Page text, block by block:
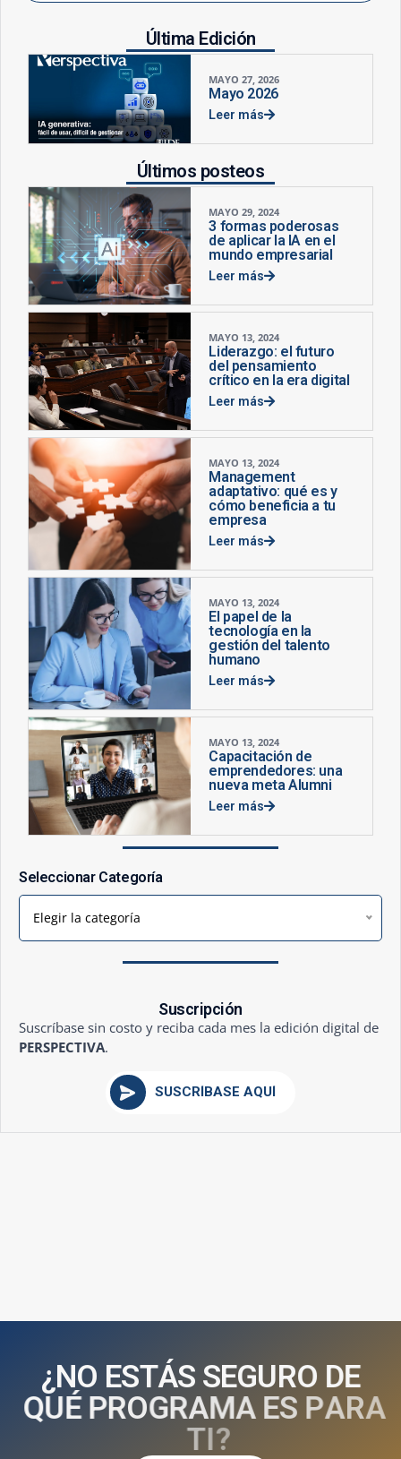
Última Edición
MAYO 27, 2026
Mayo 2026
Leer más
Últimos posteos
MAYO 29, 2024
3 formas poderosas
de aplicar la IA en el
mundo empresarial
Leer más
MAYO 13, 2024
Liderazgo: el futuro
del pensamiento
crítico en la era digital
Leer más
MAYO 13, 2024
Management
adaptativo: qué es y
cómo beneficia a tu
empresa
Leer más
MAYO 13, 2024
El papel de la
tecnología en la
gestión del talento
humano
Leer más
MAYO 13, 2024
Capacitación de
emprendedores: una
nueva meta Alumni
Leer más
Seleccionar Categoría
Elegir la categoría
Suscripción
Suscríbase sin costo y reciba cada mes la edición digital de
PERSPECTIVA.
SUSCRÍBASE AQUÍ
¿NO ESTÁS SEGURO DE
QUÉ PROGRAMA ES PARA
TI?